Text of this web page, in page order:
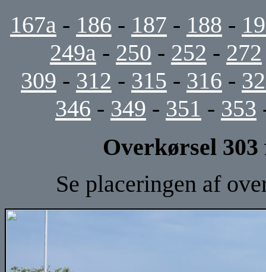
167a - 186 - 187 - 188 -
249a - 250 - 252 - 272
309 - 312 - 315 - 316 -
346 - 349 - 351 - 353
Overkørsel
Se placeringen af